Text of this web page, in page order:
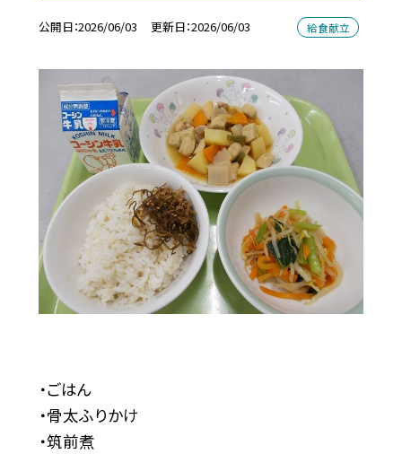
公開日 2026/06/03 更新日 2026/06/03 給食献立
・ごはん
・骨太ふりかけ
・筑前煮